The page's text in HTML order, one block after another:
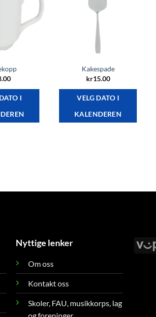
I
Kakespade
kr15.00
VELG DATO I
KALENDEREN
Nyttige lenker
Om oss
Kontakt oss
Skoler, FAU, musikkorps, lag